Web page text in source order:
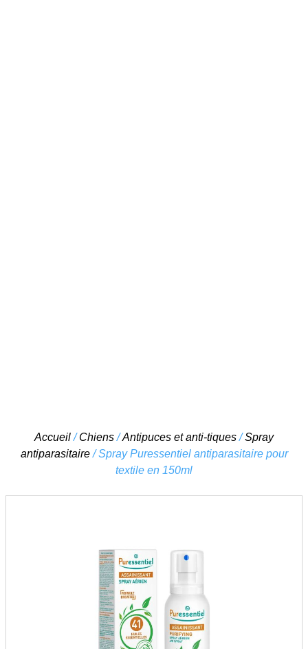
content
Accueil/Chiens/Antipuces et anti-tiques/Spray
antiparasitaire/ Spray Puressentiel antiparasitaire pour
textile en 150ml